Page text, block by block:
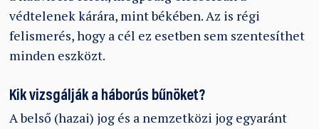
védtelenek kárára, mint békében. Az is régi
felismerés, hogy a cél ez esetben sem szentesíthet
minden eszközt.
Kik vizsgálják a háborús bűnöket?
A belső (hazai) jog és a nemzetközi jog egyaránt